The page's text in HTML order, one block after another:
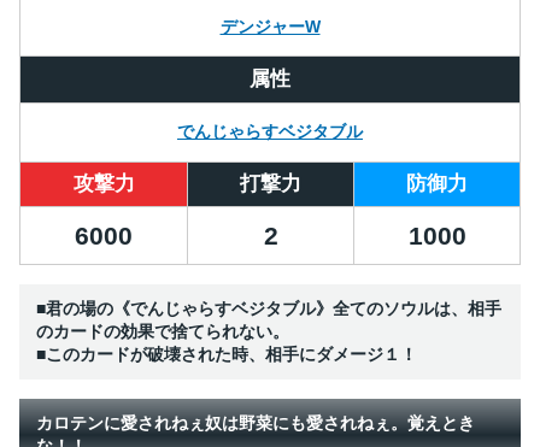
デンジャーW
属性
でんじゃらすベジタブル
攻撃力 打撃力 防御力
6000 2 1000
■君の場の《でんじゃらすベジタブル》全てのソウルは、相手
のカードの効果で捨てられない。
■このカードが破壊された時、相手にダメージ１！
カロテンに愛されねぇ奴は野菜にも愛されねぇ。覚えとき